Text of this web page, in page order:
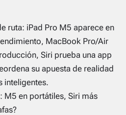
ruta: iPad Pro M5 aparece en
MacBook Pro/Air
Siri prueba una app
su apuesta de realidad
inteligentes.
M5 en portátiles, Siri más